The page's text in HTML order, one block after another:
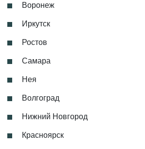
Воронеж
Иркутск
Ростов
Самара
Нея
Волгоград
Нижний Новгород
Красноярск